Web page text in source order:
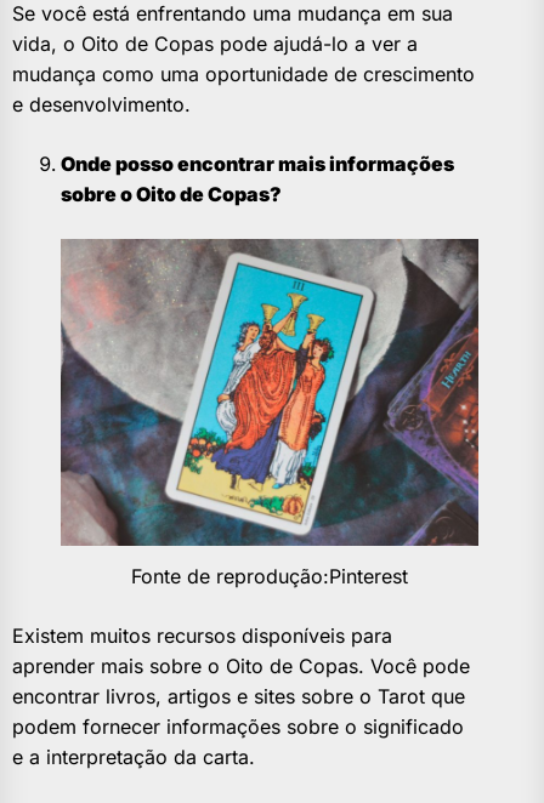
Se você está enfrentando uma mudança em sua
vida, o Oito de Copas pode ajudá-lo a ver a
mudança como uma oportunidade de crescimento
e desenvolvimento.
Onde posso encontrar mais informações
sobre o Oito de Copas?
Fonte de reprodução:Pinterest
Existem muitos recursos disponíveis para
aprender mais sobre o Oito de Copas. Você pode
encontrar livros, artigos e sites sobre o Tarot que
podem fornecer informações sobre o significado
e a interpretação da carta.